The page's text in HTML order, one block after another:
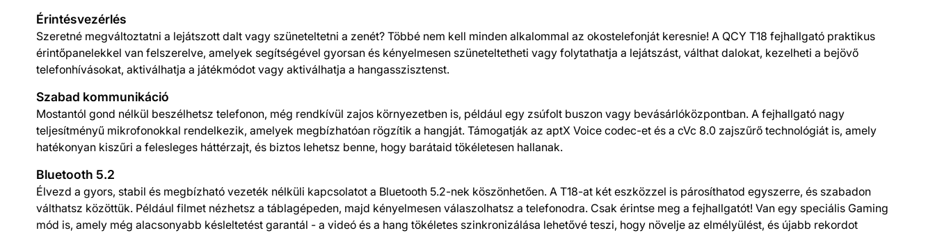
Érintésvezérlés
Szeretné megváltoztatni a lejátszott dalt vagy szüneteltetni a zenét? Többé nem kell minden alkalommal az okostelefonját keresnie! A QCY T18 fejhallgató praktikus
érintőpanelekkel van felszerelve, amelyek segítségével gyorsan és kényelmesen szüneteltetheti vagy folytathatja a lejátszást, válthat dalokat, kezelheti a bejövő
telefonhívásokat, aktiválhatja a játékmódot vagy aktiválhatja a hangasszisztenst.
Szabad kommunikáció
Mostantól gond nélkül beszélhetsz telefonon, még rendkívül zajos környezetben is, például egy zsúfolt buszon vagy bevásárlóközpontban. A fejhallgató nagy
teljesítményű mikrofonokkal rendelkezik, amelyek megbízhatóan rögzítik a hangját. Támogatják az aptX Voice codec-et és a cVc 8.0 zajszűrő technológiát is, amely
hatékonyan kiszűri a felesleges háttérzajt, és biztos lehetsz benne, hogy barátaid tökéletesen hallanak.
Bluetooth 5.2
Élvezd a gyors, stabil és megbízható vezeték nélküli kapcsolatot a Bluetooth 5.2-nek köszönhetően. A T18-at két eszközzel is párosíthatod egyszerre, és szabadon
válthatsz közöttük. Például filmet nézhetsz a táblagépeden, majd kényelmesen válaszolhatsz a telefonodra. Csak érintse meg a fejhallgatót! Van egy speciális Gaming
mód is, amely még alacsonyabb késleltetést garantál - a videó és a hang tökéletes szinkronizálása lehetővé teszi, hogy növelje az elmélyülést, és újabb rekordot